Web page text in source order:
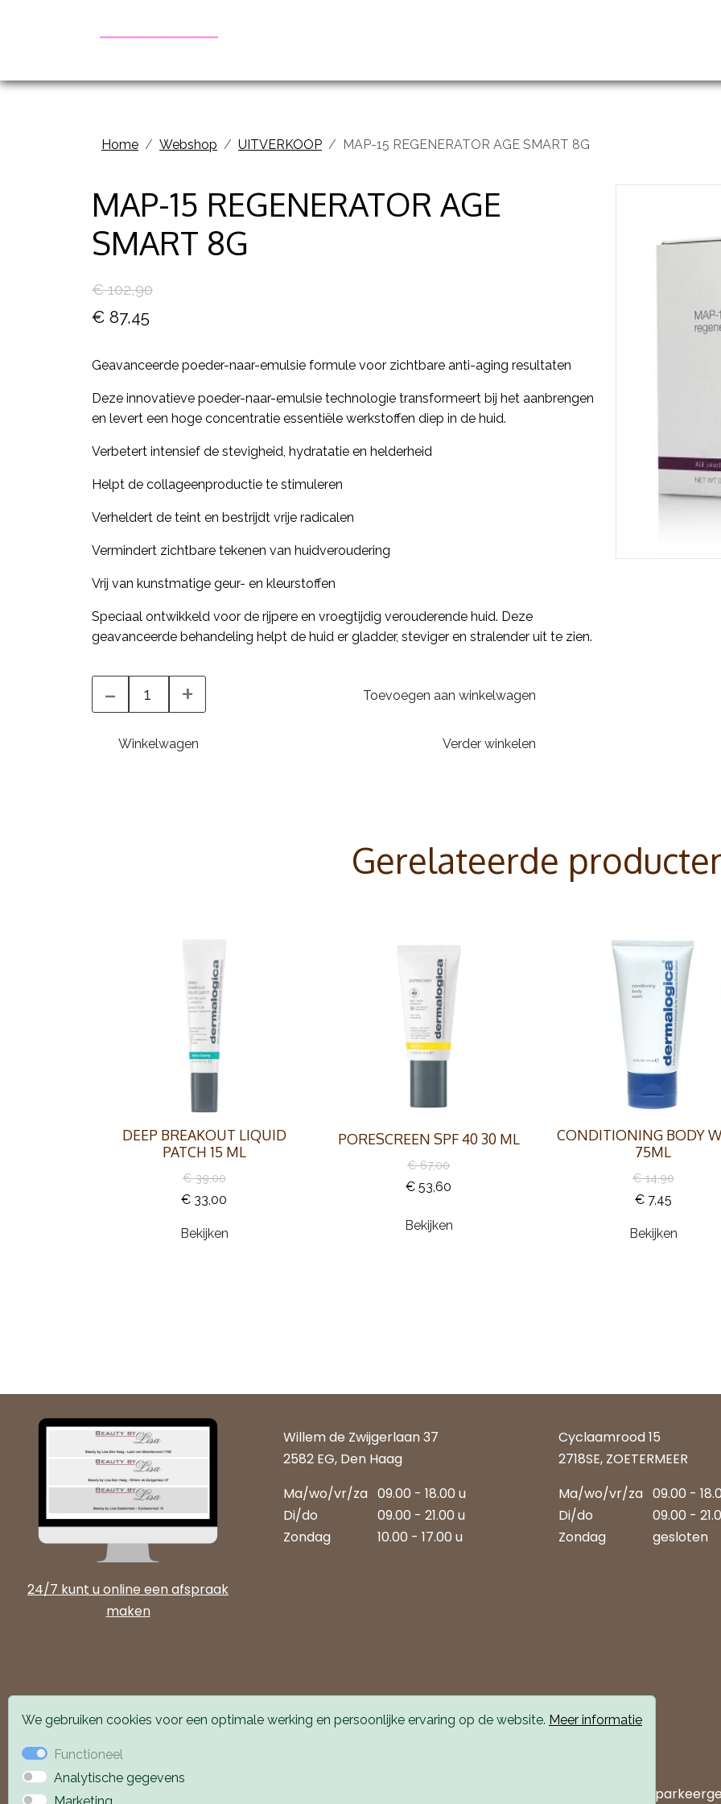
Home Webshop UITVERKOOP MAP-15 REGENERATOR AGE SMART 8G
MAP-15 REGENERATOR AGE
SMART 8G
€ 102,90
€ 87,45
Geavanceerde poeder-naar-emulsie formule voor zichtbare anti-aging resultaten
Deze innovatieve poeder-naar-emulsie technologie transformeert bij het aanbrengen
en levert een hoge concentratie essentiële werkstoffen diep in de huid.
Verbetert intensief de stevigheid, hydratatie en helderheid
Helpt de collageenproductie te stimuleren
Verheldert de teint en bestrijdt vrije radicalen
Vermindert zichtbare tekenen van huidveroudering
Vrij van kunstmatige geur- en kleurstoffen
Speciaal ontwikkeld voor de rijpere en vroegtijdig verouderende huid. Deze
geavanceerde behandeling helpt de huid er gladder, steviger en stralender uit te zien.
- + Toevoegen aan winkelwagen
Winkelwagen Verder winkelen
Gerelateerde
DEEP BREAKOUT LIQUID
PATCH 15 ML
€ 39,00
€ 33,00
Bekijken
PORESCREEN SPF 40 30 ML
€ 67,00
€ 53,60
Bekijken
CONDITIONING BODY
75ML
€ 14,90
€ 7,45
Bekijken
24/7 kunt u online een afspraak
maken
Willem de Zwijgerlaan 37
2582 EG, Den Haag
Ma/wo/vr/za 09.00 - 18.00 u
Di/do
09.00 - 21.00 u
Zondag
10.00 - 17.00 u
Cyclaamrood 15
2718SE, ZOETERMEER
Ma/wo/vr/za 09.00 -
Di/do
09.00 -
Zondag
gesloten
Alle locaties zijn goed bereikbaar met auto en openbaar vervoer. Er is
We gebruiken cookies voor een optimale werking en persoonlijke ervaring op de website. Meer informatie
Functioneel
Analytische gegevens